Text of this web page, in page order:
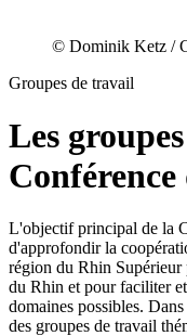
© Dominik Ketz /
Groupes de travail
Les
L'objectif principal de la
d'approfondir la
région du Rhin Supérieur
du Rhin et pour faciliter
domaines possibles.
des groupes de travail